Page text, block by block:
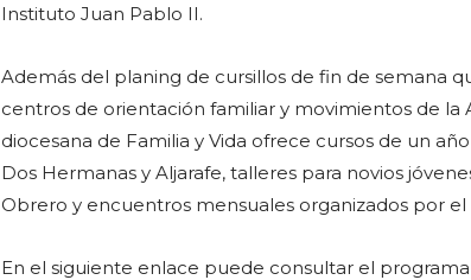
Instituto Juan Pablo II.
Además del planing de cursillos de fin de semana
centros de orientación familiar y movimientos de la
diocesana de Familia y Vida ofrece cursos de un
Dos Hermanas y Aljarafe, talleres para novios
Obrero y encuentros mensuales organizados por el
En el siguiente enlace puede consultar el